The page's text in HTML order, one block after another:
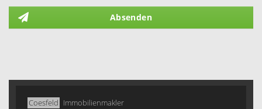
Absenden
Coesfeld Immobilienmakler